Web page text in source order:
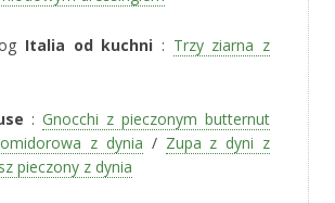
Italia od kuchni : Trzy ziarna z
: Gnocchi z pieczonym butternut
z dynia / Zupa z dyni z
pieczony z dynia